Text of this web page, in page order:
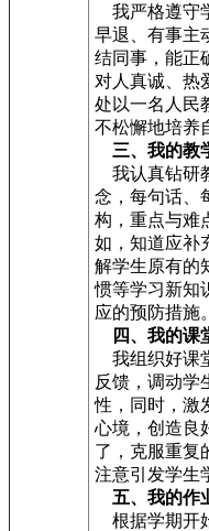
我严格遵守
早退、有事主
结同事，能正
对人真诚、热
处以一名人民
不松懈地培养
三、我的教
我认真钻研
念，每句话、
构，重点与难
如，知道应补
解学生原有的
惯等学习新知
应的预防措施。
四、我的课
我组织好课
反馈，调动学
性，同时，激
心境，创造良
了，克服重复
注意引发学生
五、我的作
根据学期开